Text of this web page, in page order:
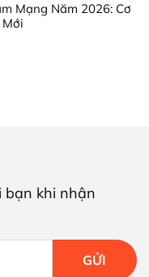
Mạng Năm 2026: Cơ
bạn khi nhận